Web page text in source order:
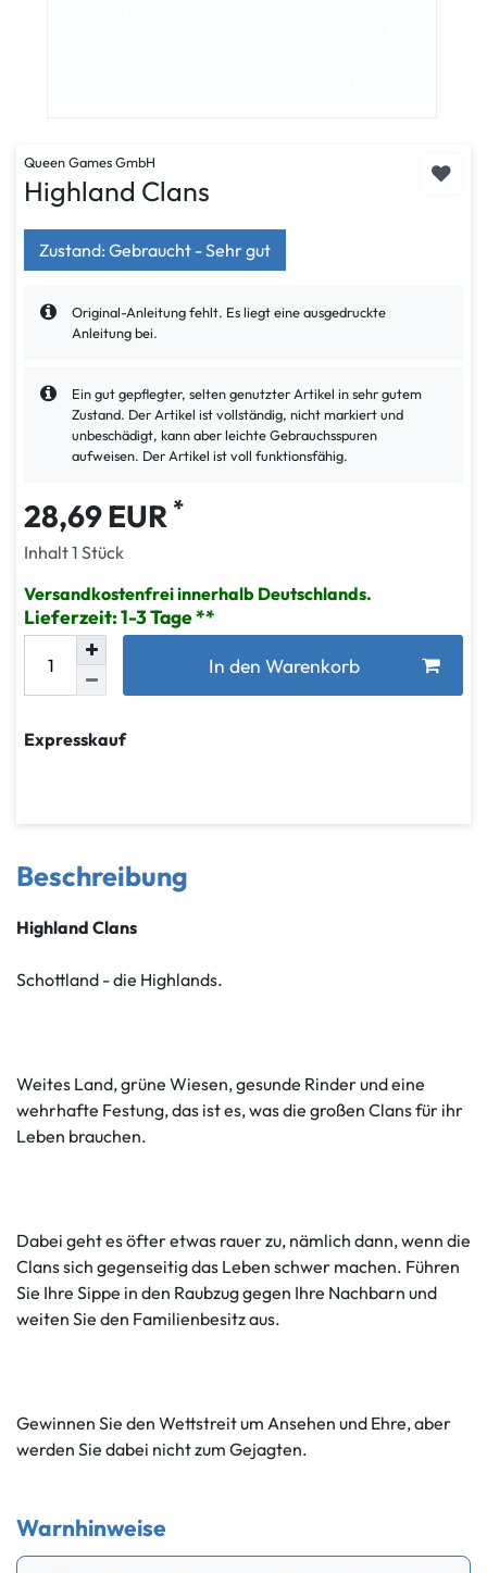
Queen Games GmbH
Highland Clans
Original-Anleitung fehlt. Es liegt eine ausgedruckte
Anleitung bei.
Zustand: Gebraucht - Sehr gut
Ein gut gepflegter, selten genutzter Artikel in sehr gutem
Zustand. Der Artikel ist vollständig, nicht markiert und
unbeschädigt, kann aber leichte Gebrauchsspuren
aufweisen. Der Artikel ist voll funktionsfähig.
28,69 EUR *
Inhalt1 Stück
Versandkostenfrei innerhalb Deutschlands.
Lieferzeit: 1-3 Tage
In den Warenkorb
Expresskauf
Beschreibung
Highland Clans
Schottland - die Highlands.
Weites Land, grüne Wiesen, gesunde Rinder und eine
wehrhafte Festung, das ist es, was die großen Clans für ihr
Leben brauchen.
Dabei geht es öfter etwas rauer zu, nämlich dann, wenn die
Clans sich gegenseitig das Leben schwer machen. Führen
Sie Ihre Sippe in den Raubzug gegen Ihre Nachbarn und
weiten Sie den Familienbesitz aus.
Gewinnen Sie den Wettstreit um Ansehen und Ehre, aber
werden Sie dabei nicht zum Gejagten.
Warnhinweise